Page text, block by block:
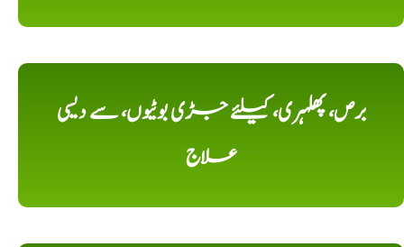
برص، پھلہری، کیلئے جڑی بوٹیوں، سے دیسی
علاج